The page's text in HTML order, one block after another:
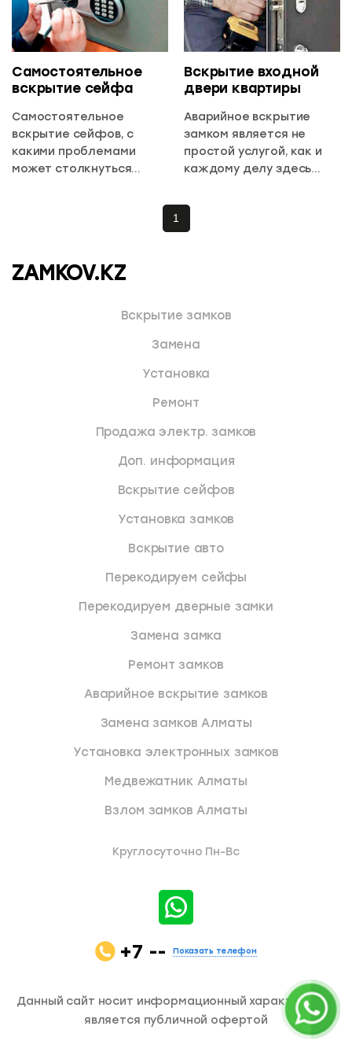
Самостоятельное
вскрытие сейфа
Самостоятельное
вскрытие сейфов, с
какими проблемами
может столкнуться
Вскрытие входной
двери квартиры
Аварийное вскрытие
замком является не
простой услугой, как и
каждому делу здесь
умом
1
ZAMKOV.KZ
Вскрытие замков
Замена
Установка
Ремонт
Продажа электр. замков
Доп. информация
Вскрытие сейфов
Установка замков
Вскрытие авто
Перекодируем сейфы
Перекодируем дверные замки
Замена замка
Ремонт замков
Аварийное вскрытие замков
Замена замков Алматы
Установка электронных замков
Медвежатник Алматы
Взлом замков Алматы
Круглосуточно Пн-Вс
+7 -- Показать телефон
Данный сайт носит информационный характер и не
является публичной офертой